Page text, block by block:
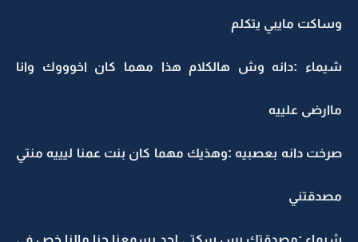
وساكت مايبي يتكلم
شيماء :دانه وش هالكلام هذا مهما كان اخوووك وانا
ماارضى علييه
صرخت دانه بعصبيه :وهذيك مهما كان بنت عمنا ليييه منتي
مصدقتني
شيماء :مصدقتك بس سكتي لحد يسمعنا حنا مالنا خص في